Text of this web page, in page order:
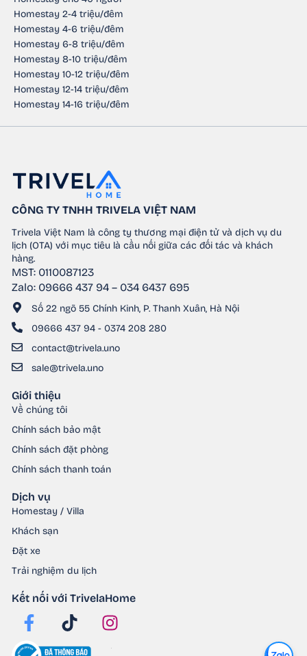
Homestay 2-4 triệu/đêm
Homestay 4-6 triệu/đêm
Homestay 6-8 triệu/đêm
Homestay 8-10 triệu/đêm
Homestay 10-12 triệu/đêm
Homestay 12-14 triệu/đêm
Homestay 14-16 triệu/đêm
CÔNG TY TNHH TRIVELA VIỆT NAM
Trivela Việt Nam là công ty thương mại điện tử và dịch vụ du
lịch (OTA) với mục tiêu là cầu nối giữa các đối tác và khách
hàng.
MST: 0110087123
Zalo: 09666 437 94 – 034 6437 695
Số 22 ngõ 55 Chính Kinh, P. Thanh Xuân, Hà Nội
09666 437 94 - 0374 208 280
contact@trivela.uno
sale@trivela.uno
Giới thiệu
Về chúng tôi
Chính sách bảo mật
Chính sách đặt phòng
Chính sách thanh toán
Dịch vụ
Homestay / Villa
Khách sạn
Đặt xe
Trải nghiệm du lịch
Kết nối với TrivelaHome